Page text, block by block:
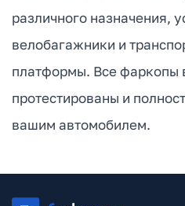
различного назначения,
велобагажники и
платформы. Все фаркопы
протестированы и
вашим автомобилем.